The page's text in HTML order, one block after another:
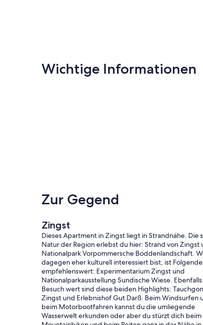
Wichtige Informationen
Zur Gegend
Zingst
Dieses Apartment in Zingst liegt in Strandnähe. Die
Natur der Region erlebst du hier: Strand von Zingst
Nationalpark Vorpommersche Boddenlandschaft.
dagegen eher kulturell interessiert bist, ist
empfehlenswert: Experimentarium Zingst und
Nationalparkausstellung Sundische Wiese.
Besuch wert sind diese beiden Highlights:
Zingst und Erlebnishof Gut Darß. Beim Windsurfen
beim Motorbootfahren kannst du die umliegende
Wasserwelt erkunden oder aber du stürzt dich beim